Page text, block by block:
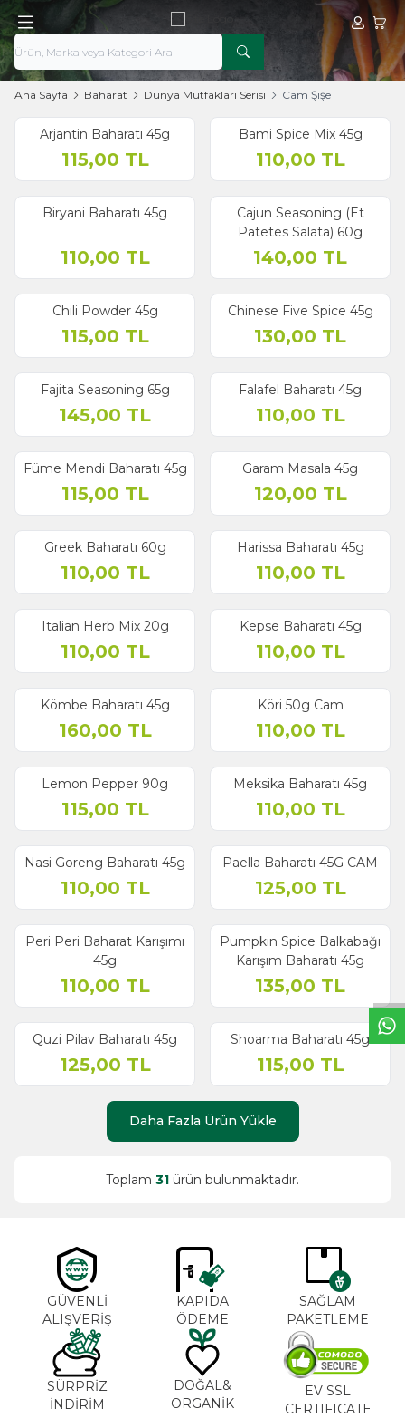
WhtsappBilgHat
Hesabım
Ana Sayfa Baharat Dünya Mutfakları Serisi Cam Şişe
Arjantin Baharatı 45g
115,00 TL
Bami Spice Mix 45g
110,00 TL
Biryani Baharatı 45g
110,00 TL
Cajun Seasoning (Et
Patetes Salata) 60g
140,00 TL
Chili Powder 45g
115,00 TL
Chinese Five Spice 45g
130,00 TL
Fajita Seasoning 65g
145,00 TL
Falafel Baharatı 45g
110,00 TL
Füme Mendi Baharatı 45g
115,00 TL
Garam Masala 45g
120,00 TL
Greek Baharatı 60g
110,00 TL
Harissa Baharatı 45g
110,00 TL
Italian Herb Mix 20g
110,00 TL
Kepse Baharatı 45g
110,00 TL
Kömbe Baharatı 45g
160,00 TL
Köri 50g Cam
110,00 TL
Lemon Pepper 90g
115,00 TL
Meksika Baharatı 45g
110,00 TL
Nasi Goreng Baharatı 45g
110,00 TL
Paella Baharatı 45G CAM
125,00 TL
Peri Peri Baharat Karışımı
45g
110,00 TL
Pumpkin Spice Balkabağı
Karışım Baharatı 45g
135,00 TL
Quzi Pilav Baharatı 45g
125,00 TL
Shoarma Baharatı 45g
115,00 TL
Daha Fazla Ürün Yükle
Toplam 31 ürün bulunmaktadır.
GÜVENLİ
ALIŞVERİŞ
KAPIDA
ÖDEME
SAĞLAM
PAKETLEME
SÜRPRİZ
İNDİRİM
DOĞAL&
ORGANİK
EV SSL
CERTIFICATE